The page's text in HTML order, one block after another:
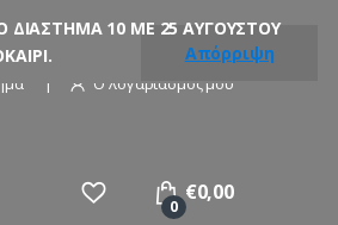
Ο λογαριασμός μου
0
€0,00
ΔΙΑΣΤΗΜΑ 10 ΜΕ 25 ΑΥΓΟΥΣΤΟΥ
Απόρριψη